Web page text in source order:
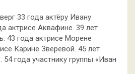
33 года актёру Ивану
актрисе Аквафине. 39 лет
43 года актрисе Морене
Карине Зверевой. 45 лет
54 года участнику группы «Иван